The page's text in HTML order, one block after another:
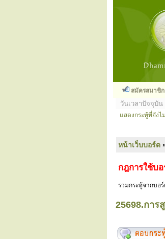
สมัครสมาชิก
วันเวลาปัจจุบัน
แสดงกระทู้ที่ยังไ
หน้าเว็บบอร์ด
กฎการใช้บ
รวมกระทู้จากบอร์
25698.การ